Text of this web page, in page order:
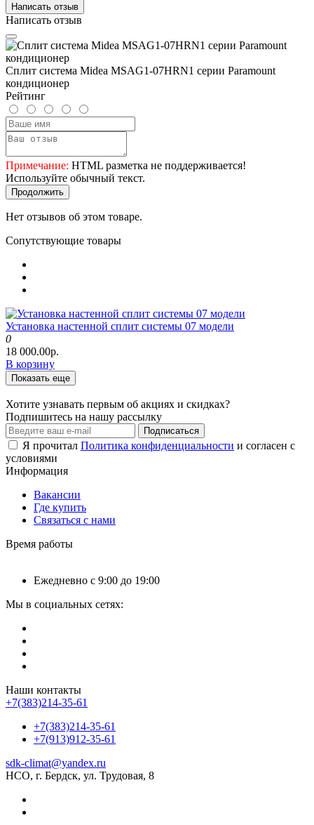
Написать отзыв
Написать отзыв
Сплит система Midea MSAG1-07HRN1 серии Paramount
кондиционер
Рейтинг
Примечание: HTML разметка не поддерживается!
Используйте обычный текст.
Продолжить
Нет отзывов об этом товаре.
Сопутствующие товары
Установка настенной сплит системы 07 модели
0
18 000.00р.
В корзину
Показать еще
Хотите узнавать первым об акциях и скидках?
Подпишитесь на нашу рассылку
Подписаться
Я прочитал Политика конфиденциальности и согласен с
условиями
Информация
Вакансии
Где купить
Связаться с нами
Время работы
Ежедневно с 9:00 до 19:00
Мы в социальных сетях:
Наши контакты
+7(383)214-35-61
+7(383)214-35-61
+7(913)912-35-61
sdk-climat@yandex.ru
НСО, г. Бердск, ул. Трудовая, 8